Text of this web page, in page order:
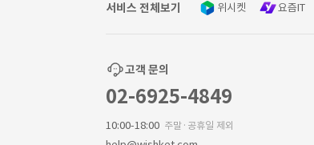
서비스 전체보기 위시켓 요즘IT
고객 문의
02-6925-4849
10:00-18:00 주말·공휴일 제외